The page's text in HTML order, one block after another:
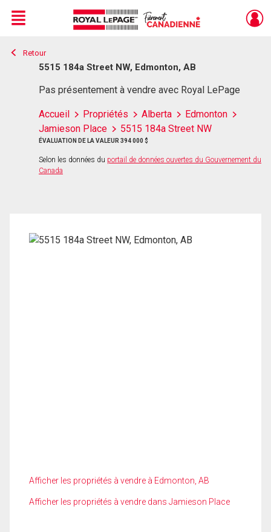
Live
En Direct
Menu
Retour
5515 184a Street NW, Edmonton, AB
Pas présentement à vendre avec Royal LePage
Accueil Propriétés Alberta
Edmonton
Jamieson Place
5515 184a Street NW
ÉVALUATION DE LA VALEUR 394 000 $
Selon les données du portail de données ouvertes du Gouvernement du
Canada
Afficher les propriétés à vendre à Edmonton, AB
Afficher les propriétés à vendre dans Jamieson Place